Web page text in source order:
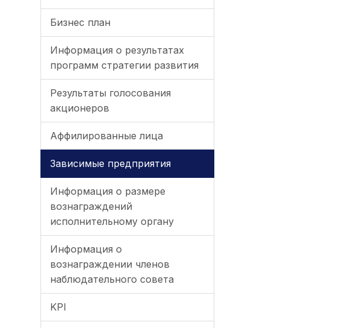
Бизнес план
Информация о результатах
программ стратегии развития
Результаты голосования
акционеров
Аффилированные лица
Зависимые предприятия
Информация о размере
вознаграждений
исполнительному органу
Информация о
вознаграждении членов
наблюдательного совета
KPI